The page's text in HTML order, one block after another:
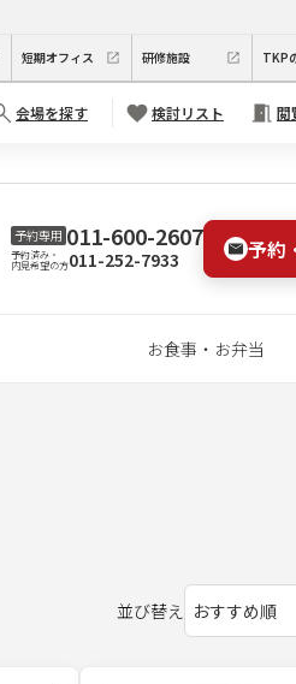
短期オフィス 研修施設 TKP
会場を探す 検討リスト 閲
予約専用 011-600-2607
予約済み・
内見希望の方011-252-7933 予約
お食事・お弁当
並び替え